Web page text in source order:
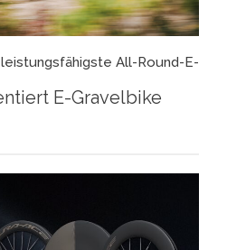
All-Round-E-
E-Gravelbike